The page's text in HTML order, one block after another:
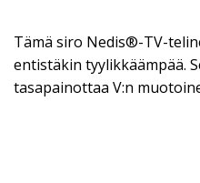
Tämä siro Nedis®-TV-
entistäkin tyylikkäämpää.
tasapainottaa V:n